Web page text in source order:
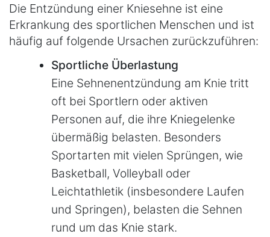
Die Entzündung einer Kniesehne ist eine
Erkrankung des sportlichen Menschen und ist
häufig auf folgende Ursachen zurückzuführen:
Sportliche Überlastung
Eine Sehnenentzündung am Knie tritt
oft bei Sportlern oder aktiven
Personen auf, die ihre Kniegelenke
übermäßig belasten. Besonders
Sportarten mit vielen Sprüngen, wie
Basketball, Volleyball oder
Leichtathletik (insbesondere Laufen
und Springen), belasten die Sehnen
rund um das Knie stark.